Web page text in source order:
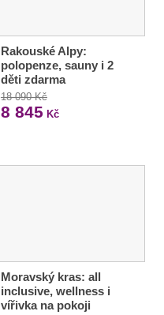
Rakouské Alpy:
polopenze, sauny i 2
děti zdarma
18 090 Kč
8 845 Kč
Moravský kras: all
inclusive, wellness i
vířivka na pokoji